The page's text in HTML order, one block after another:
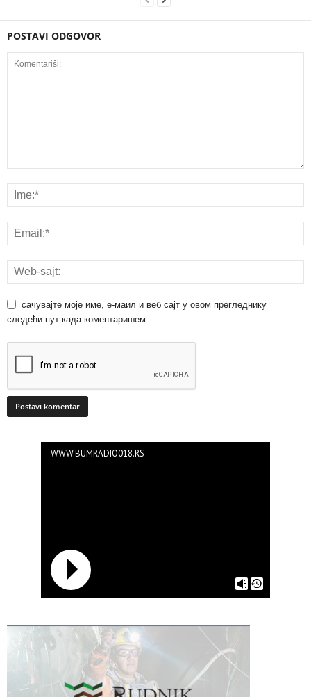
POSTAVI ODGOVOR
сачувајте моје име, е-маил и веб сајт у овом прегледнику
следећи пут када коментаришем.
WWW.BUMRADIO018.RS